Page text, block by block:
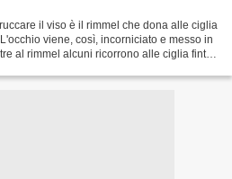
il viso è il rimmel che dona alle ciglia
viene, così, incorniciato e messo in
al rimmel alcuni ricorrono alle ciglia finte,